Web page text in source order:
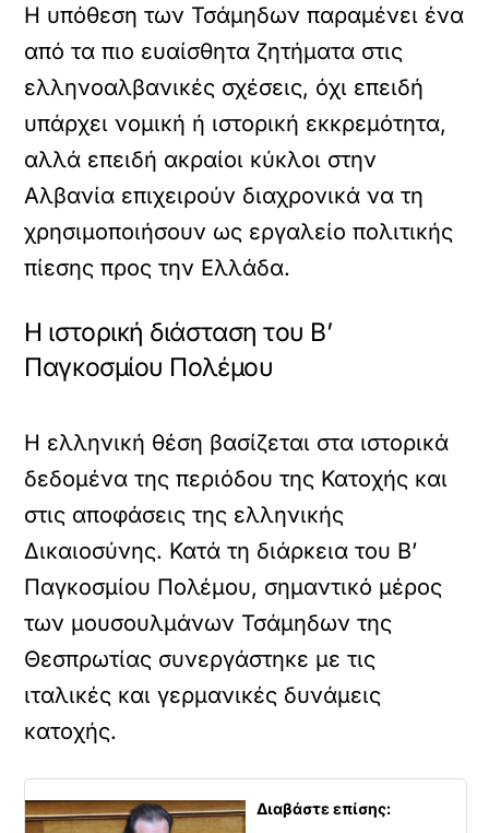
Η υπόθεση των Τσάμηδων παραμένει ένα
από τα πιο ευαίσθητα ζητήματα στις
ελληνοαλβανικές σχέσεις, όχι επειδή
υπάρχει νομική ή ιστορική εκκρεμότητα,
αλλά επειδή ακραίοι κύκλοι στην
Αλβανία επιχειρούν διαχρονικά να τη
χρησιμοποιήσουν ως εργαλείο πολιτικής
πίεσης προς την Ελλάδα.
Η ιστορική διάσταση του Β’
Παγκοσμίου Πολέμου
Η ελληνική θέση βασίζεται στα ιστορικά
δεδομένα της περιόδου της Κατοχής και
στις αποφάσεις της ελληνικής
Δικαιοσύνης. Κατά τη διάρκεια του Β’
Παγκοσμίου Πολέμου, σημαντικό μέρος
των μουσουλμάνων Τσάμηδων της
Θεσπρωτίας συνεργάστηκε με τις
ιταλικές και γερμανικές δυνάμεις
κατοχής.
Διαβάστε επίσης: